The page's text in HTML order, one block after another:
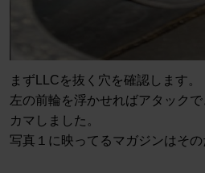
まずLLCを抜く穴を確認します。
左の前輪を浮かせればアタック
カマしました。
写真１に映ってるマガジンはその